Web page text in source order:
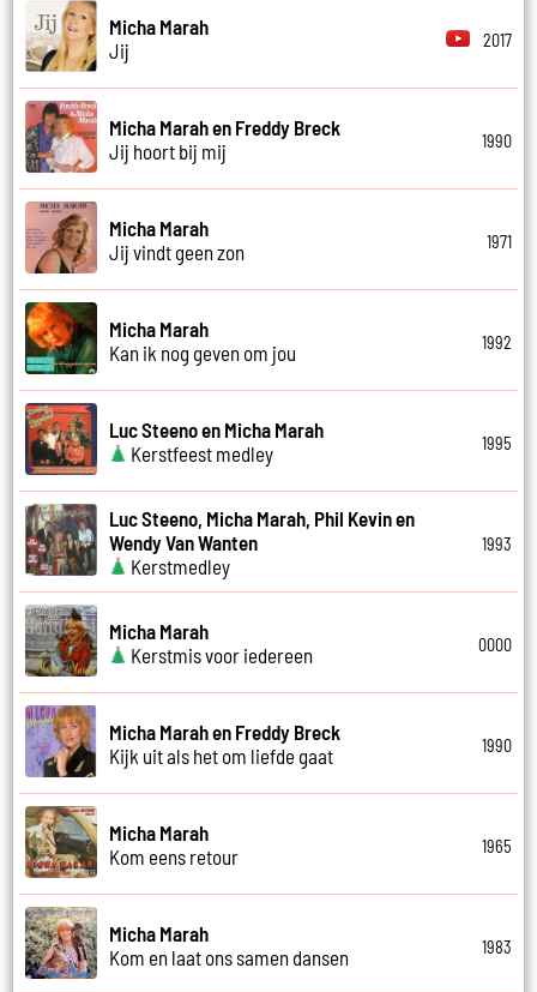
Micha Marah
Jij
2017
Micha Marah en Freddy Breck
Jij hoort bij mij
1990
Micha Marah
Jij vindt geen zon
1971
Micha Marah
Kan ik nog geven om jou
1992
Luc Steeno en Micha Marah
Kerstfeest medley
1995
Luc Steeno, Micha Marah, Phil Kevin en
Wendy Van Wanten
Kerstmedley
1993
Micha Marah
Kerstmis voor iedereen
0000
Micha Marah en Freddy Breck
Kijk uit als het om liefde gaat
1990
Micha Marah
Kom eens retour
1965
Micha Marah
Kom en laat ons samen dansen
1983